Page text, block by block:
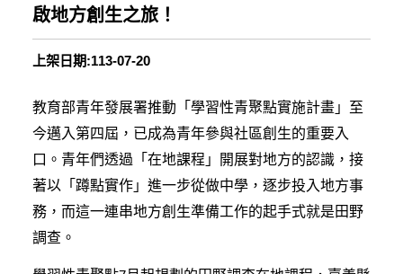
啟地方創生之旅！
上架日期:113-07-20
教育部青年發展署推動「學習性青聚點實施計畫」至
今邁入第四屆，已成為青年參與社區創生的重要入
口。青年們透過「在地課程」開展對地方的認識，接
著以「蹲點實作」進一步從做中學，逐步投入地方事
務，而這一連串地方創生準備工作的起手式就是田野
調查。